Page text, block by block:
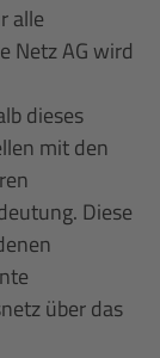
alle
Netz AG wird
dieses
mit den
Diese
über das